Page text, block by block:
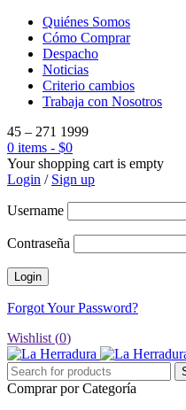
Quiénes Somos
Cómo Comprar
Despacho
Noticias
Criterio cambios
Trabaja con Nosotros
45 – 271 1999
0 items - $0
Your shopping cart is empty
Login / Sign up
Username
Contraseña
Forgot Your Password?
Wishlist (0)
Comprar por Categoría